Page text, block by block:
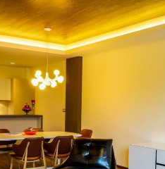
Тристаен апартамент в
сградата на MM Group